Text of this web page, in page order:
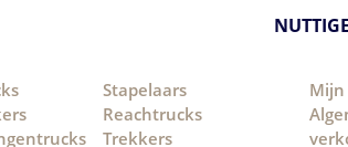
Stapelaars
Reachtrucks
Trekkers